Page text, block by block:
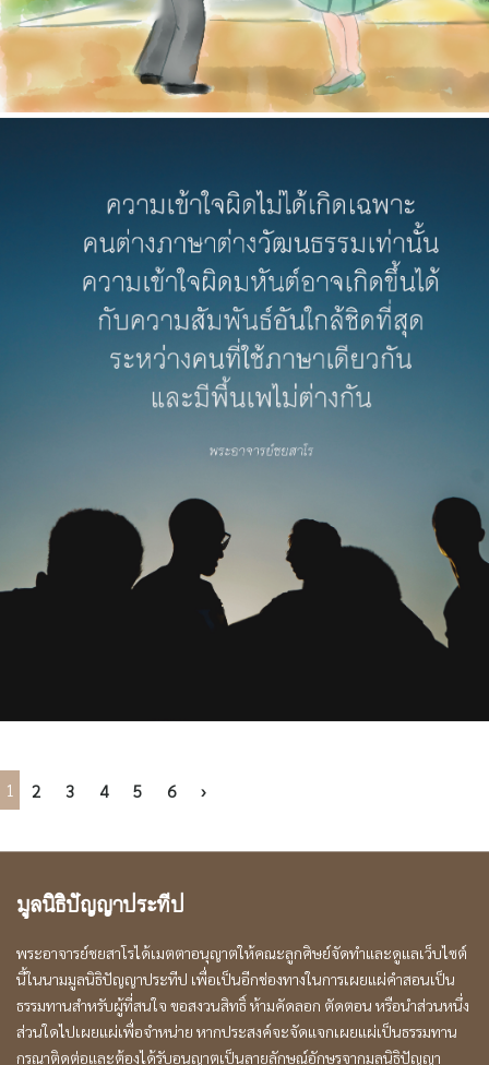
1 2 3 4 5 6 ›
มูลนิธิปัญญาประทีป
พระอาจารย์ชยสาโรได้เมตตาอนุญาตให้คณะลูกศิษย์จัดทำและดูแลเว็บไซต์
นี้ในนามมูลนิธิปัญญาประทีป เพื่อเป็นอีกช่องทางในการเผยแผ่คำสอนเป็น
ธรรมทานสำหรับผู้ที่สนใจ ขอสงวนสิทธิ์ ห้ามคัดลอก ตัดตอน หรือนำส่วนหนึ่ง
ส่วนใดไปเผยแผ่เพื่อจำหน่าย หากประสงค์จะจัดแจกเผยแผ่เป็นธรรมทาน
กรุณาติดต่อและต้องได้รับอนุญาตเป็นลายลักษณ์อักษรจากมูลนิธิปัญญา